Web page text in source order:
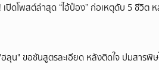
เปิดโพสต์ล่าสุด “ไอ้ป๋อง” ก่อเหตุดับ 5 ชีวิต
ลุน" ขอชันสูตรละเอียด หลังติดใจ ปมสารพิษ